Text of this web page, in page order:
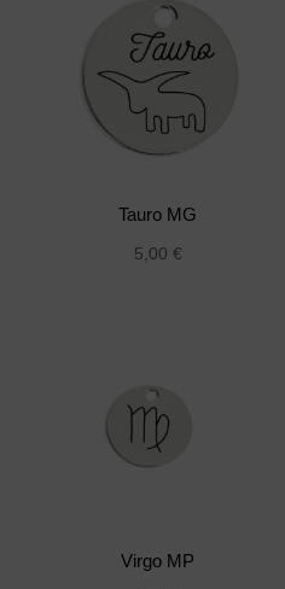
Tauro MG
5,00 €
Virgo MP